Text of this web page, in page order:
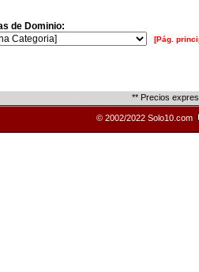
de Dominio:
[Pág.
** Precios
© 2002/2022 Solo10.com